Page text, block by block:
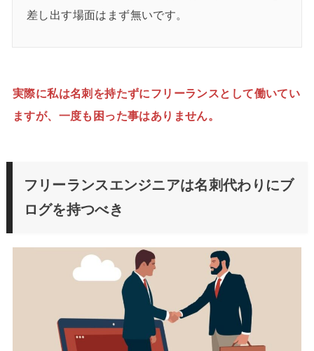
差し出す場面はまず無いです。
実際に私は名刺を持たずにフリーランスとして働いてい
ますが、一度も困った事はありません。
フリーランスエンジニアは名刺代わりにブ
ログを持つべき